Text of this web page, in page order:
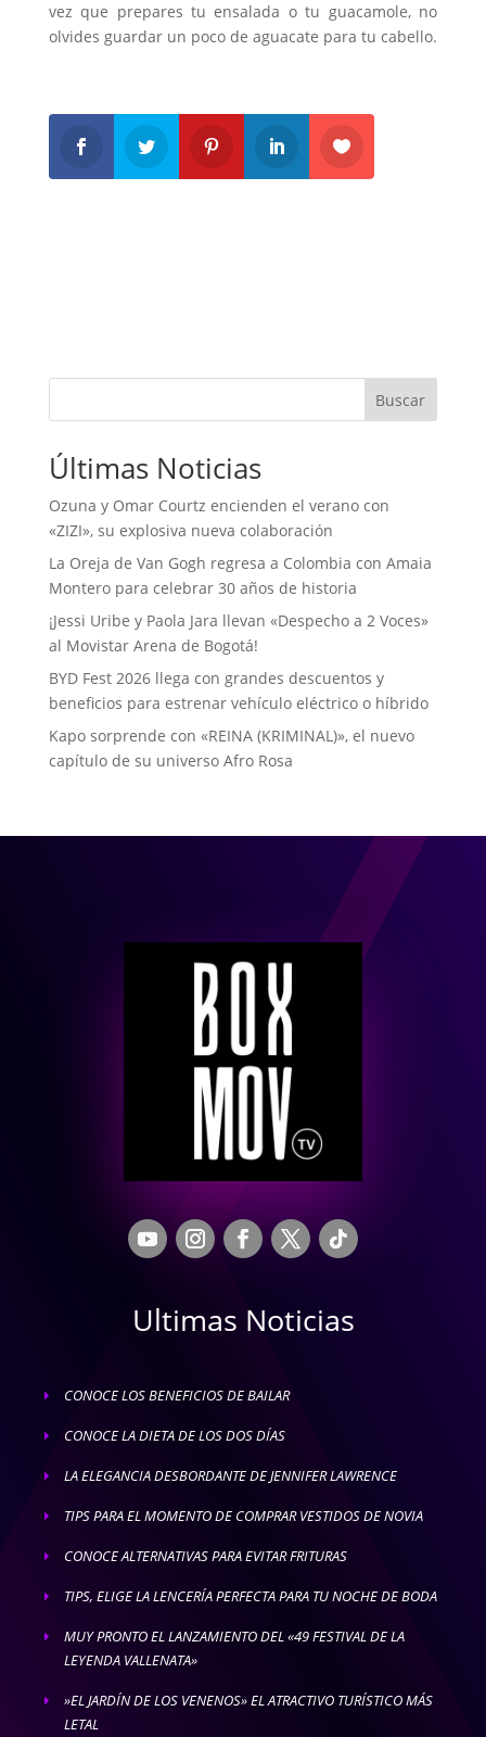
vez que prepares tu ensalada o tu guacamole, no
olvides guardar un poco de aguacate para tu cabello.
Buscar
Últimas Noticias
Ozuna y Omar Courtz encienden el verano con
«ZIZI», su explosiva nueva colaboración
La Oreja de Van Gogh regresa a Colombia con Amaia
Montero para celebrar 30 años de historia
¡Jessi Uribe y Paola Jara llevan «Despecho a 2 Voces»
al Movistar Arena de Bogotá!
BYD Fest 2026 llega con grandes descuentos y
beneficios para estrenar vehículo eléctrico o híbrido
Kapo sorprende con «REINA (KRIMINAL)», el nuevo
capítulo de su universo Afro Rosa
Ultimas Noticias
E CONOCE LOS BENEFICIOS DE BAILAR
E CONOCE LA DIETA DE LOS DOS DÍAS
E LA ELEGANCIA DESBORDANTE DE JENNIFER LAWRENCE
E TIPS PARA EL MOMENTO DE COMPRAR VESTIDOS DE NOVIA
E CONOCE ALTERNATIVAS PARA EVITAR FRITURAS
E TIPS, ELIGE LA LENCERÍA PERFECTA PARA TU NOCHE DE BODA
E
MUY PRONTO EL LANZAMIENTO DEL «49 FESTIVAL DE LA
LEYENDA VALLENATA»
E
»EL JARDÍN DE LOS VENENOS» EL ATRACTIVO TURÍSTICO MÁS
LETAL